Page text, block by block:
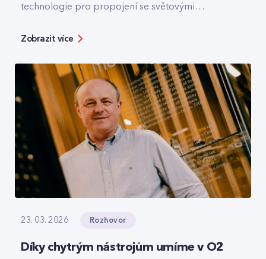
technologie pro propojení se světovými
pro core síť má na starost technologie pro
připomínají LEGO.
Zobrazit více
23. 03. 2026 Rozhovor
Díky chytrým nástrojům umíme v O2